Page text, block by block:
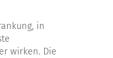
in
wirken. Die